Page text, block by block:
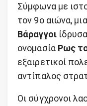
Σύμφωνα με
τον 9ο αιώνα,
Βάραγγοι
ονομασία Ρως
εξαιρετικοί
αντίπαλος
Οι σύγχρονοι